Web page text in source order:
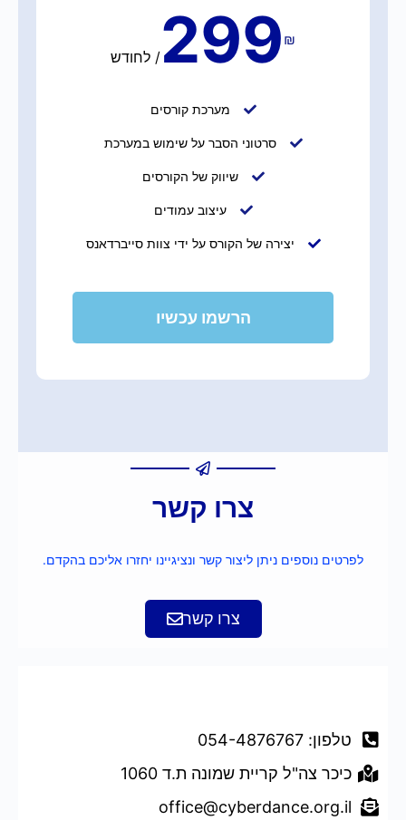
₪
299
/ לחודש
מערכת קורסים
סרטוני הסבר על שימוש במערכת
שיווק של הקורסים
עיצוב עמודים
יצירה של הקורס על ידי צוות סייברדאנס
הרשמו עכשיו
צרו קשר
לפרטים נוספים ניתן ליצור קשר ונציגיינו יחזרו אליכם בהקדם.
צרו קשר
טלפון: 054-4876767
כיכר צה"ל קריית שמונה ת.ד 1060
office@cyberdance.org.il